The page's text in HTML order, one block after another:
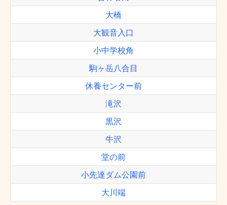
大橋
大観音入口
小中学校角
駒ヶ岳八合目
休養センター前
滝沢
黒沢
牛沢
堂の前
小先達ダム公園前
大川端